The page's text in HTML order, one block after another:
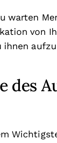
warten
von
ihnen
des